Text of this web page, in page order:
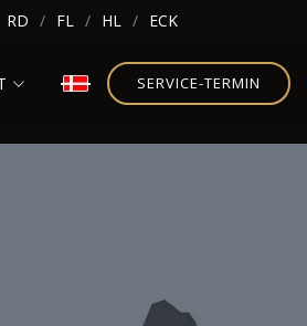
RD FL HL ECK
SERVICE-TERMIN